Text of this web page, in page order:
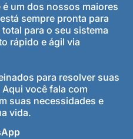
um dos nossos maiores
sempre pronta para
para o seu sistema
rápido e ágil via
para resolver suas
você fala com
suas necessidades e
vida.